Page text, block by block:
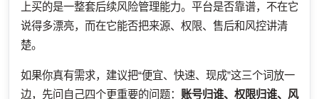
上买的是一整套后续风险管理能力。平台是否靠谱，不在它
说得多漂亮，而在它能否把来源、权限、售后和风控讲清
楚。
如果你真有需求，建议把“便宜、快速、现成”这三个词放一
边，先问自己四个更重要的问题： 账号归谁、权限归谁、风